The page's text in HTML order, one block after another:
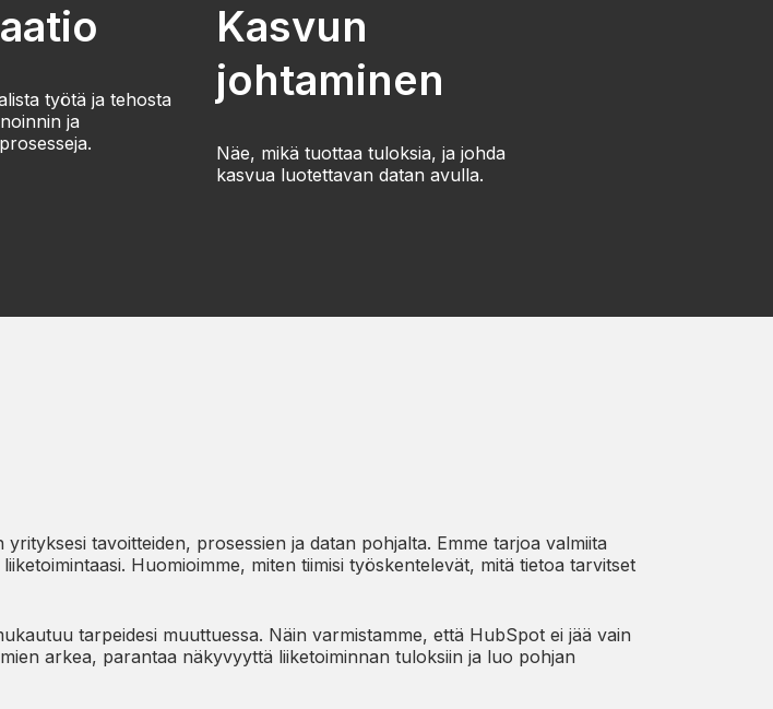
työtä ja tehosta
ja
Kasvun
johtaminen
Näe, mikä tuottaa tuloksia, ja johda
kasvua luotettavan datan avulla.
tavoitteiden, prosessien ja datan pohjalta. Emme tarjoa valmiita
Huomioimme, miten tiimisi työskentelevät, mitä tietoa tarvitset
tarpeidesi muuttuessa. Näin varmistamme, että HubSpot ei jää vain
arkea, parantaa näkyvyyttä liiketoiminnan tuloksiin ja luo pohjan